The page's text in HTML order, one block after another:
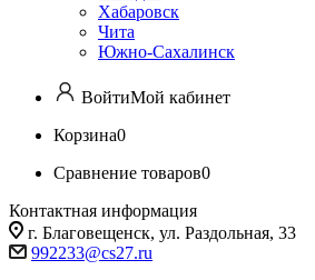
Хабаровск
Чита
Южно-Сахалинск
ВойтиМой кабинет
Корзина0
Сравнение товаров0
Контактная информация
г. Благовещенск, ул. Раздольная, 33
992233@cs27.ru